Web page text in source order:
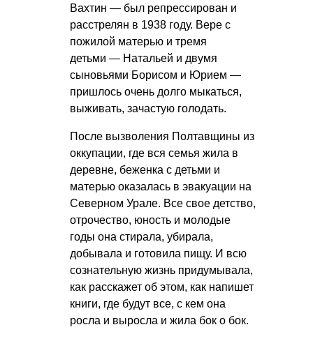
Вахтин — был репрессирован и
расстрелян в 1938 году. Вере с
пожилой матерью и тремя
детьми — Натальей и двумя
сыновьями Борисом и Юрием —
пришлось очень долго мыкаться,
выживать, зачастую голодать.
После вызволения Полтавщины из
оккупации, где вся семья жила в
деревне, беженка с детьми и
матерью оказалась в эвакуации на
Северном Урале. Все свое детство,
отрочество, юность и молодые
годы она стирала, убирала,
добывала и готовила пищу. И всю
сознательную жизнь придумывала,
как расскажет об этом, как напишет
книги, где будут все, с кем она
росла и выросла и жила бок о бок.